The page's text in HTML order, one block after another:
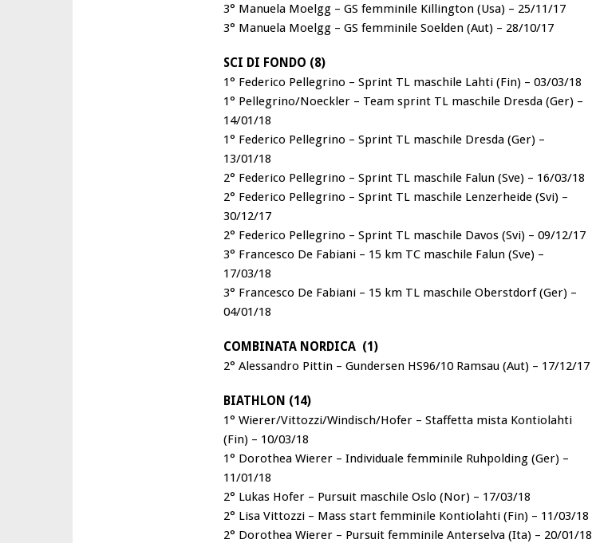
3° Manuela Moelgg – GS femminile Killington (Usa) – 25/11/17
3° Manuela Moelgg – GS femminile Soelden (Aut) – 28/10/17
SCI DI FONDO (8)
1° Federico Pellegrino – Sprint TL maschile Lahti (Fin) – 03/03/18
1° Pellegrino/Noeckler – Team sprint TL maschile Dresda (Ger) –
14/01/18
1° Federico Pellegrino – Sprint TL maschile Dresda (Ger) –
13/01/18
2° Federico Pellegrino – Sprint TL maschile Falun (Sve) – 16/03/18
2° Federico Pellegrino – Sprint TL maschile Lenzerheide (Svi) –
30/12/17
2° Federico Pellegrino – Sprint TL maschile Davos (Svi) – 09/12/17
3° Francesco De Fabiani – 15 km TC maschile Falun (Sve) –
17/03/18
3° Francesco De Fabiani – 15 km TL maschile Oberstdorf (Ger) –
04/01/18
COMBINATA NORDICA (1)
2° Alessandro Pittin – Gundersen HS96/10 Ramsau (Aut) – 17/12/17
BIATHLON (14)
1° Wierer/Vittozzi/Windisch/Hofer – Staffetta mista Kontiolahti
(Fin) – 10/03/18
1° Dorothea Wierer – Individuale femminile Ruhpolding (Ger) –
11/01/18
2° Lukas Hofer – Pursuit maschile Oslo (Nor) – 17/03/18
2° Lisa Vittozzi – Mass start femminile Kontiolahti (Fin) – 11/03/18
2° Dorothea Wierer – Pursuit femminile Anterselva (Ita) – 20/01/18